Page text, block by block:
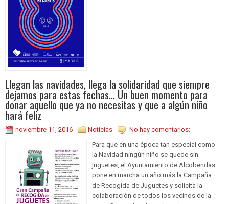
Llegan las navidades, llega la solidaridad que siempre
dejamos para estas fechas... Un buen momento para
donar aquello que ya no necesitas y que a algún niño
hará feliz
noviembre 11, 2016 Noticias
No hay comentarios:
Para que en una época tan especial como
la Navidad ningún niño se quede sin
juguetes, el Ayuntamiento de Alcobendas
pone en marcha un año más la Campaña
de Recogida de Juguetes y solicita la
colaboración de todos los vecinos de la